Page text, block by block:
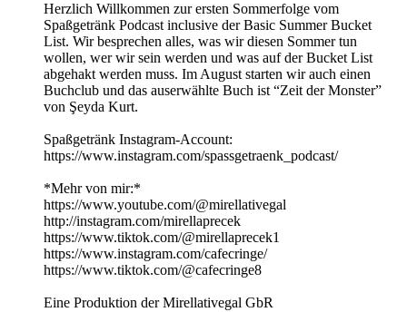
Herzlich Willkommen zur ersten Sommerfolge vom
Spaßgetränk Podcast inclusive der Basic Summer Bucket
List. Wir besprechen alles, was wir diesen Sommer tun
wollen, wer wir sein werden und was auf der Bucket List
abgehakt werden muss. Im August starten wir auch einen
Buchclub und das auserwählte Buch ist “Zeit der Monster”
von Şeyda Kurt.
Spaßgetränk Instagram-Account:
⁠https://www.instagram.com/spassgetraenk_podcast/
*Mehr von mir:*
https://www.youtube.com/@mirellativegal
http://instagram.com/mirellaprecek
https://www.tiktok.com/@mirellaprecek1
https://www.instagram.com/cafecringe/
https://www.tiktok.com/@cafecringe8
Eine Produktion der Mirellativegal GbR